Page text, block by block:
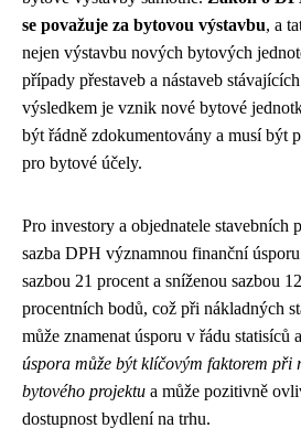
se považuje za bytovou výstavbu, a
nejen výstavbu nových bytových
případy přestaveb a nástaveb
výsledkem je vznik nové bytové
být řádně zdokumentovány a musí být
pro bytové účely.
Pro investory a objednatele stavebních
sazba DPH významnou finanční
sazbou 21 procent a sníženou sazbou
procentních bodů, což při nákladných
může znamenat úsporu v řádu statisíců
úspora může být klíčovým faktorem při
bytového projektu a může pozitivně
dostupnost bydlení na trhu.